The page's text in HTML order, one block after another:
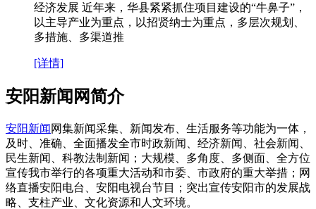
经济发展 近年来，华县紧紧抓住项目建设的“牛鼻子”，
以主导产业为重点，以招贤纳士为重点，多层次规划、
多措施、多渠道推
[详情]
安阳新闻网简介
安阳新闻 网集新闻采集、新闻发布、生活服务等功能为一体，
及时、准确、全面播发全市时政新闻、经济新闻、社会新闻、
民生新闻、科教法制新闻；大规模、多角度、多侧面、全方位
宣传我市举行的各项重大活动和市委、市政府的重大举措；网
络直播安阳电台、安阳电视台节目；突出宣传安阳市的发展战
略、支柱产业、文化资源和人文环境。